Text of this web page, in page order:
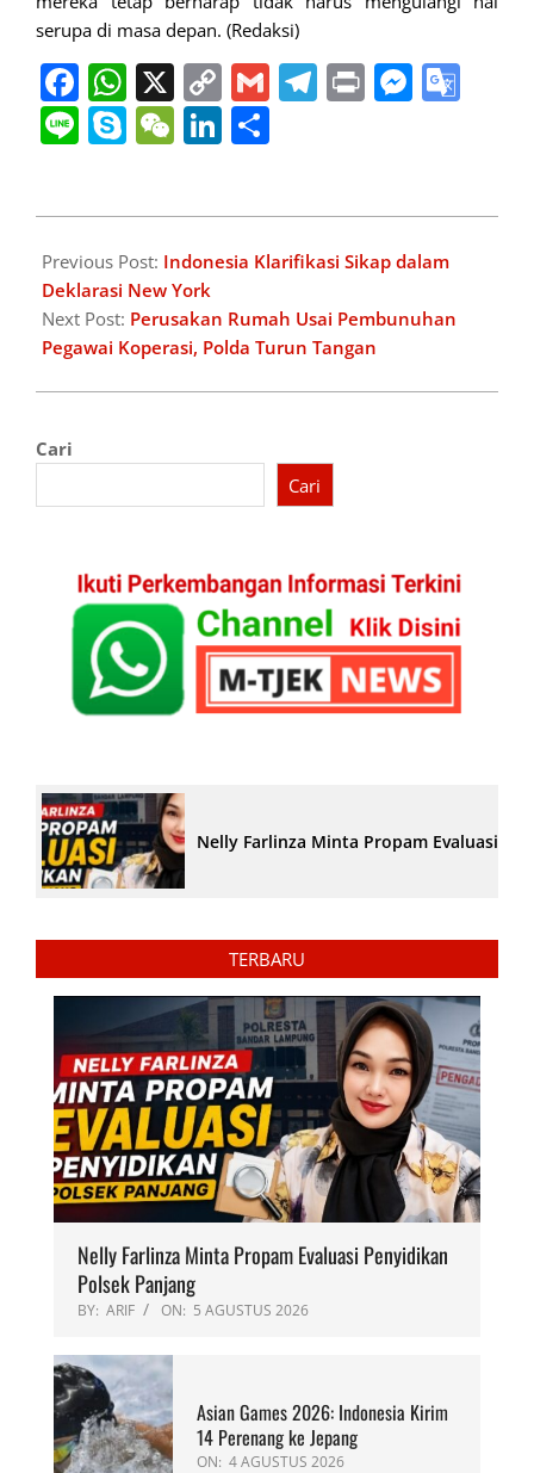
serupa di masa depan. (Redaksi)
Facebook
WhatsApp
X Copy
Link
GmailTelegram
Print
LineSkypeWeChat
LinkedIn
08-
03
Previous Post: Indonesia Klarifikasi Sikap dalam
Deklarasi New York
Next Post: Perusakan Rumah Usai Pembunuhan
Pegawai Koperasi, Polda Turun Tangan
Cari
Cari
Nelly Farlinza Minta Propam Evaluasi
TERBARU
Nelly Farlinza Minta Propam Evaluasi Penyidikan
Polsek Panjang
BY: ARIF ON: 5 AGUSTUS 2026
Asian Games 2026: Indonesia Kirim
14 Perenang ke Jepang
ON: 4 AGUSTUS 2026